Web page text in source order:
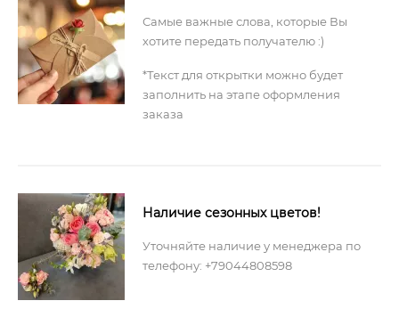
Самые важные слова, которые Вы
хотите передать получателю :)
*Текст для открытки можно будет
заполнить на этапе оформления
заказа
Наличие сезонных цветов!
Уточняйте наличие у менеджера по
телефону: +79044808598